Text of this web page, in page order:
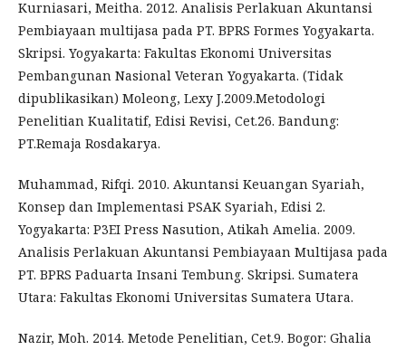
Kurniasari, Meitha. 2012. Analisis Perlakuan Akuntansi
Pembiayaan multijasa pada PT. BPRS Formes Yogyakarta.
Skripsi. Yogyakarta: Fakultas Ekonomi Universitas
Pembangunan Nasional Veteran Yogyakarta. (Tidak
dipublikasikan) Moleong, Lexy J.2009.Metodologi
Penelitian Kualitatif, Edisi Revisi, Cet.26. Bandung:
PT.Remaja Rosdakarya.
Muhammad, Rifqi. 2010. Akuntansi Keuangan Syariah,
Konsep dan Implementasi PSAK Syariah, Edisi 2.
Yogyakarta: P3EI Press Nasution, Atikah Amelia. 2009.
Analisis Perlakuan Akuntansi Pembiayaan Multijasa pada
PT. BPRS Paduarta Insani Tembung. Skripsi. Sumatera
Utara: Fakultas Ekonomi Universitas Sumatera Utara.
Nazir, Moh. 2014. Metode Penelitian, Cet.9. Bogor: Ghalia